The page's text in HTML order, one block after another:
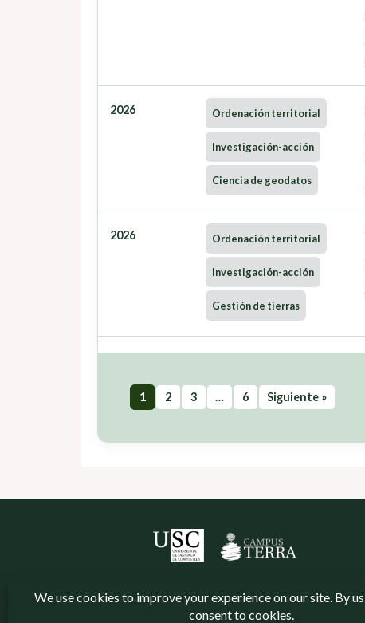
2026 Ordenación territorial
Investigación-acción
Ciencia de geodatos
2026 Ordenación territorial
Investigación-acción
Gestión de tierras
1 2 3 … 6 Siguiente »